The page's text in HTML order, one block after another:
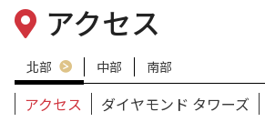
アクセス
北部 中部 南部
アクセス ダイヤモンド タワーズ